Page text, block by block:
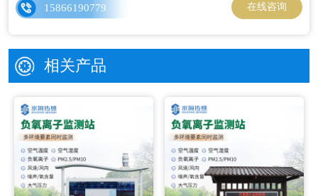
15866190779 在线咨询
相关产品